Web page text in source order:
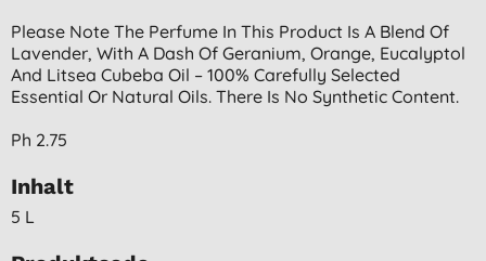
Please Note The Perfume In This Product Is A Blend Of
Lavender, With A Dash Of Geranium, Orange, Eucalyptol
And Litsea Cubeba Oil – 100% Carefully Selected
Essential Or Natural Oils. There Is No Synthetic Content.
Ph 2.75
Inhalt
5 L